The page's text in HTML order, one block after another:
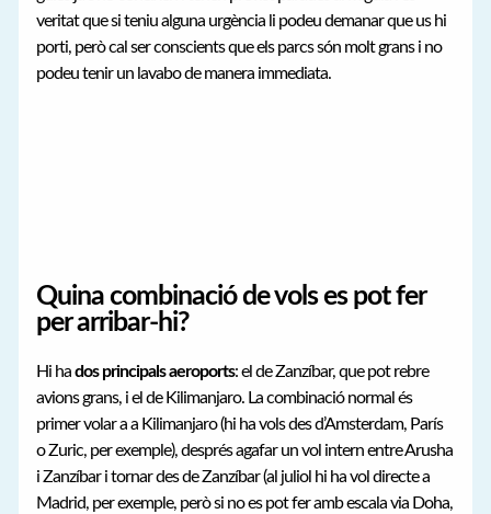
veritat que si teniu alguna urgència li podeu demanar que us hi
porti, però cal ser conscients que els parcs són molt grans i no
podeu tenir un lavabo de manera immediata.
Quina combinació de vols es pot fer
per arribar-hi?
Hi hados principals aeroports: el de Zanzíbar, que pot rebre
avions grans, i el de Kilimanjaro. La combinació normal és
primer volar a a Kilimanjaro (hi ha vols des d’Amsterdam, París
o Zuric, per exemple), després agafar un vol intern entre Arusha
i Zanzíbar i tornar des de Zanzíbar (al juliol hi ha vol directe a
Madrid, per exemple, però si no es pot fer amb escala via Doha,